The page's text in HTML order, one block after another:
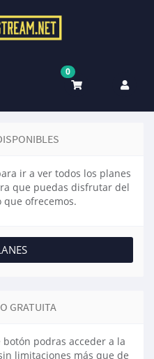
0
ir a ver todos los planes
que puedas disfrutar del
ofrecemos.
GRATUITA
podras acceder a la
limitaciones más que de